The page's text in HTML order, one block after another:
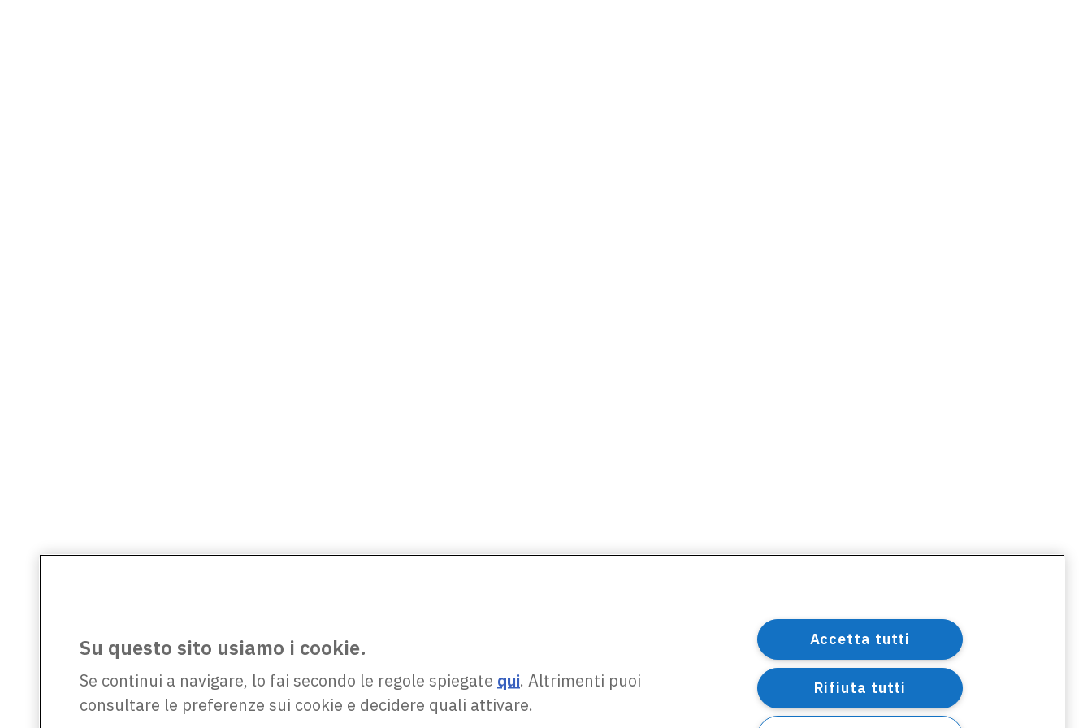
Su questo sito usiamo i cookie.
Se continui a navigare, lo fai secondo le regole spiegate qui. Altrimenti puoi
consultare le preferenze sui cookie e decidere quali attivare.
Accetta tutti
Rifiuta tutti